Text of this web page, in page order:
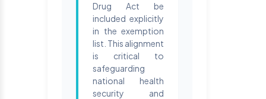
Drug Act be
included explicitly
in the exemption
list. This alignment
is critical to
safeguarding
national health
security and